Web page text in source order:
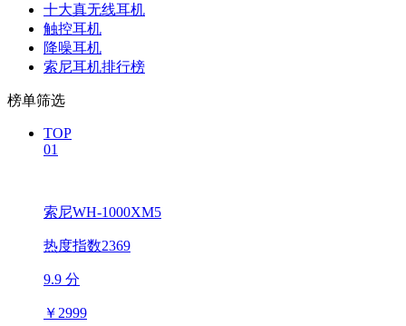
十大真无线耳机
触控耳机
降噪耳机
索尼耳机排行榜
榜单筛选
TOP
01
索尼WH-1000XM5
热度指数2369
9.9 分
￥ 2999